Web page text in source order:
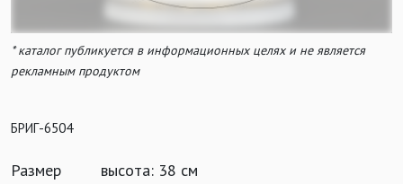
* каталог публикуется в информационных целях и не является
рекламным продуктом
БРИГ-6504
Размер высота: 38 см